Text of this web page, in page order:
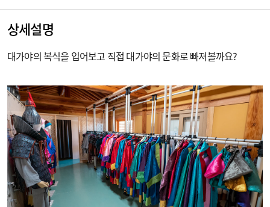
상세설명
대가야의 복식을 입어보고 직접 대가야의 문화로 빠져볼까요?